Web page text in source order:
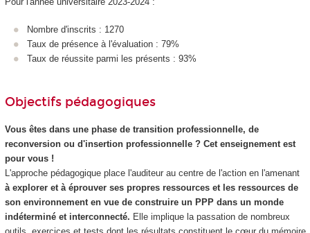
Nombre d'inscrits : 1270
Taux de présence à l'évaluation : 79%
Taux de réussite parmi les présents : 93%
Objectifs pédagogiques
Vous êtes dans une phase de transition professionnelle, de
reconversion ou d'insertion professionnelle ? Cet enseignement est
pour vous !
L'approche pédagogique place l'auditeur au centre de l'action en l'amenant
à explorer et à éprouver ses propres ressources et les ressources de
son environnement en vue de construire un PPP dans un monde
indéterminé et interconnecté. Elle implique la passation de nombreux